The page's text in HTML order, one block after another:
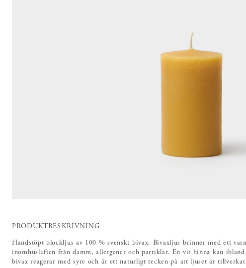
PRODUKTBESKRIVNING
Handstöpt blockljus av 100 % svenskt bivax. Bivaxljus brinner med ett
inomhusluften från damm, allergener och partiklar. En vit hinna kan
bivax reagerar med syre och är ett naturligt tecken på att ljuset är